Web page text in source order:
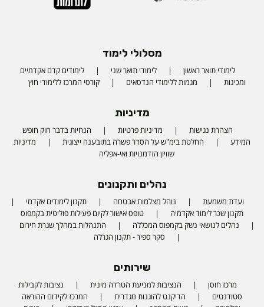
מסלולי לימוד
לימודי תואר ראשון לימודי תואר שני
לימודים קדם אקדמיים
ומכינות
מגמות ללימודי הנדסאים קורסי המרכז ללימודי חוץ
מדיניות
הצהרת נגישות מדיניות פרטיות
הנחיות בדבר חוק חופש
המידע
החלטת בימ"ש על הסדר פשרה בתובענה ייצוגית
מדיניות
שוויון הזדמנויות ואי-אפליה
נהלים ותקנונים
ועדת משמעת נוהל מצלמות אבטחה
תקנון לימודים אקדמי
תקנון שכר לימוד אקדמיה
טופס אישור לקיום פעילות פוליטית בקמפוס
נהלים לנושאי נשק בקמפוס המכללה
התנהלות במהלך שגרת חירום
סקר ספיר - תקנון הגרלה
שירותים
מרכז חוסן הנציבות למניעת הטרדה מינית
נציבות לקבילות
סטודנטים
הדיקנט להוגנות מגדרית
המרכז לקידום ההוראה